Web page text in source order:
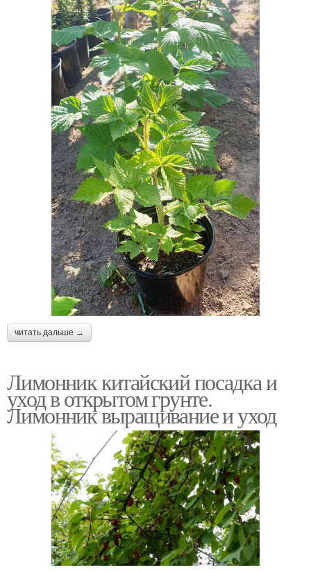
Уход в подмосковье Грунт в подмосковье
Уход за смородиной Уход в средней полосе
Рекомендации по уходу Грунт для новичков
В открытый грунт Правильный уход
читать дальше →
Лимонник китайский посадка и
уход в открытом грунте.
Лимонник выращивание и уход